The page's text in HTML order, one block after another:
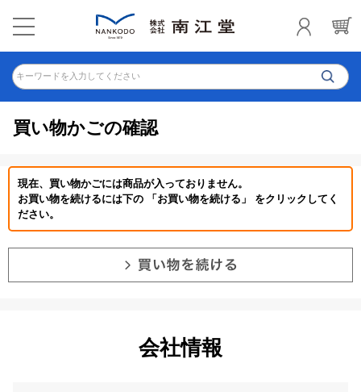
キーワードを入力してください
買い物かごの確認
現在、買い物かごには商品が入っておりません。
お買い物を続けるには下の 「お買い物を続ける」 をクリックしてく
ださい。
会社情報